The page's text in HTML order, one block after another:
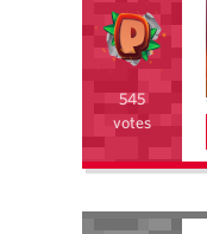
545
votes